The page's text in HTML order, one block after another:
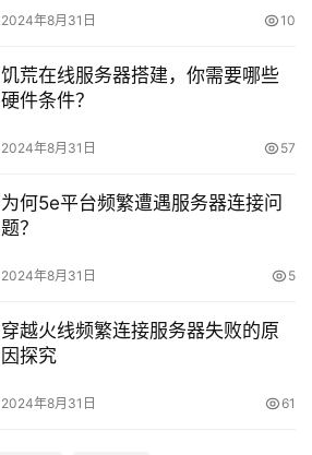
2024年8月31日 10
饥荒在线服务器搭建，你需要哪些
硬件条件？
2024年8月31日 57
为何5e平台频繁遭遇服务器连接问
题？
2024年8月31日 5
穿越火线频繁连接服务器失败的原
因探究
2024年8月31日 61